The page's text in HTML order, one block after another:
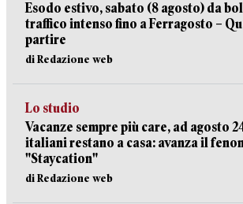
Esodo estivo, sabato (8 agosto) da
traffico intenso fino a Ferragosto –
partire
di Redazione web
Lo studio
Vacanze sempre più care, ad agosto
italiani restano a casa: avanza il
"Staycation"
di Redazione web